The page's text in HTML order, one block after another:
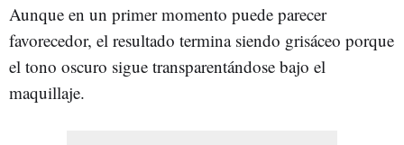
Aunque en un primer momento puede parecer
favorecedor, el resultado termina siendo grisáceo porque
el tono oscuro sigue transparentándose bajo el
maquillaje.